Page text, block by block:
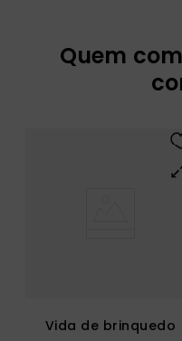
Quem
Vida de brinquedo